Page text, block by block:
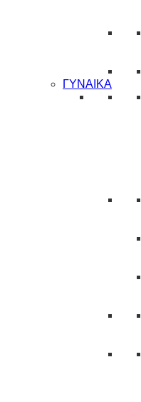
ΓΥΝΑΙΚΑ